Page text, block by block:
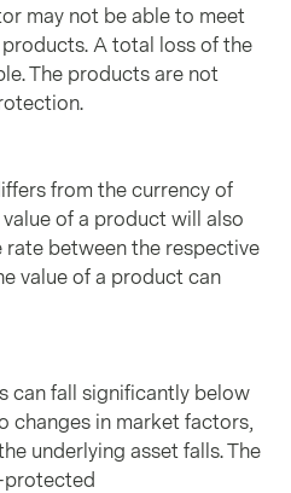
may not be able to meet
A total loss of the
The products are not
from the currency of
of a product will also
rate between the respective
value of a product can
can fall significantly below
changes in market factors,
underlying asset falls. The